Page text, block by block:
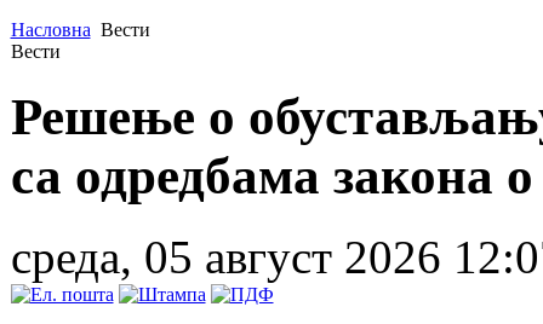
Насловна Вести
Вести
Решење о
са одредбама закона
среда, 05 август 2026